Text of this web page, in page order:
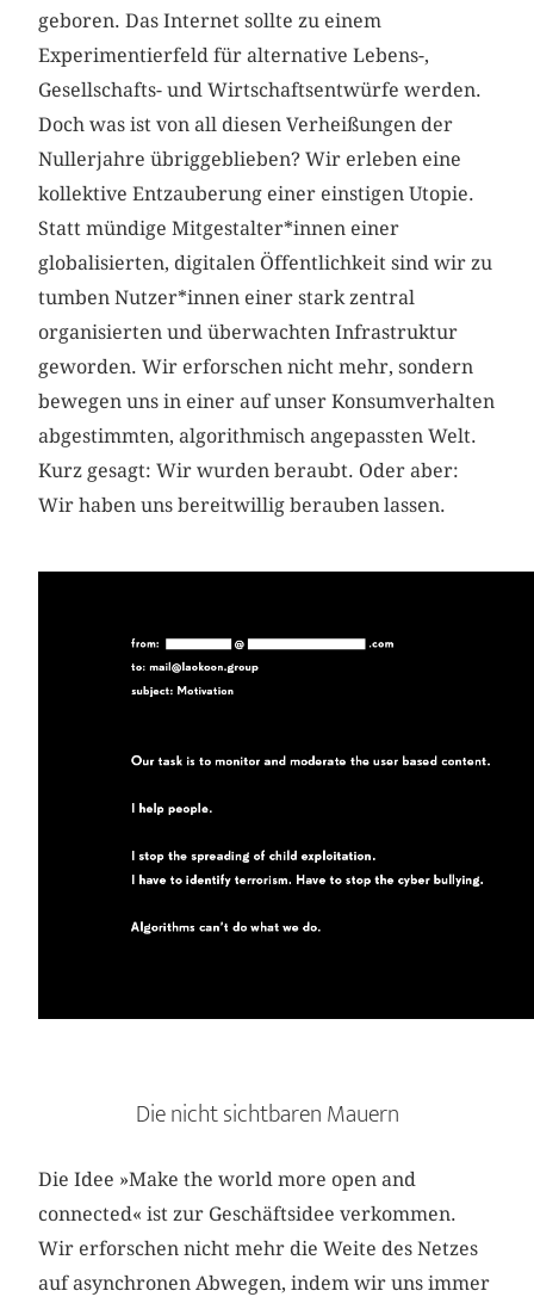
geboren. Das Internet sollte zu einem
Experimentierfeld für alternative Lebens-,
Gesellschafts- und Wirtschaftsentwürfe werden.
Doch was ist von all diesen Verheißungen der
Nullerjahre übriggeblieben? Wir erleben eine
kollektive Entzauberung einer einstigen Utopie.
Statt mündige Mitgestalter*innen einer
globalisierten, digitalen Öffentlichkeit sind wir zu
tumben Nutzer*innen einer stark zentral
organisierten und überwachten Infrastruktur
geworden. Wir erforschen nicht mehr, sondern
bewegen uns in einer auf unser Konsumverhalten
abgestimmten, algorithmisch angepassten Welt.
Kurz gesagt: Wir wurden beraubt. Oder aber:
Wir haben uns bereitwillig berauben lassen.
Die nicht sichtbaren Mauern
Die Idee »Make the world more open and
connected« ist zur Geschäftsidee verkommen.
Wir erforschen nicht mehr die Weite des Netzes
auf asynchronen Abwegen, indem wir uns immer